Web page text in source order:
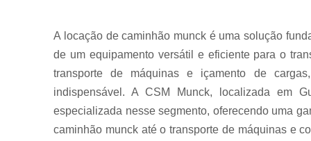
de carga
Locação de
Locação de
Locações
A locação de caminhão munck é uma solução
de um equipamento versátil e eficiente para o
transporte de máquinas e içamento de
indispensável. A CSM Munck, localizada em
especializada nesse segmento, oferecendo uma
caminhão munck até o transporte de máquinas e